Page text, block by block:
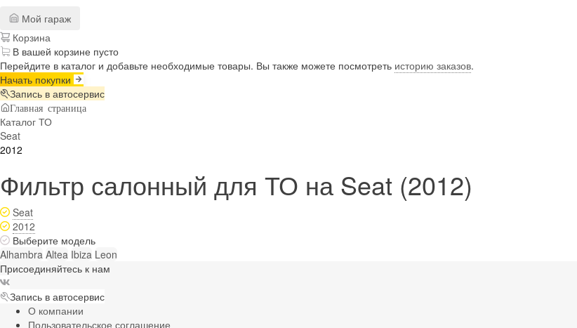
Мой гараж
Корзина
В вашей корзине пусто
Перейдите в каталог и добавьте необходимые товары. Вы также можете посмотреть историю заказов.
Начать покупки
Запись в автосервис
Главная страница
Каталог ТО
Seat
2012
Фильтр салонный для ТО на Seat (2012)
Seat
2012
Выберите модель
Alhambra Altea Ibiza Leon
Присоединяйтесь к нам
Запись в автосервис
О компании
Пользовательское соглашение